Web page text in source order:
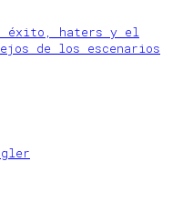
haters y el
de los escenarios